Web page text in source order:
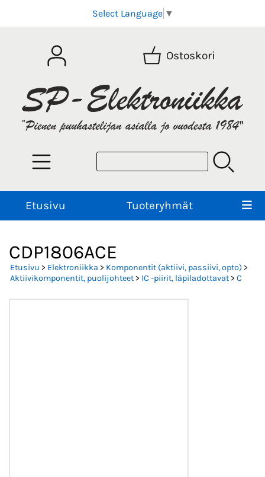
Select Language ▼
Ostoskori
Etusivu Tuoteryhmät
CDP1806ACE
Etusivu > Elektroniikka > Komponentit (aktiivi, passiivi, opto) >
Aktiivikomponentit, puolijohteet> IC -piirit, läpiladottavat> C